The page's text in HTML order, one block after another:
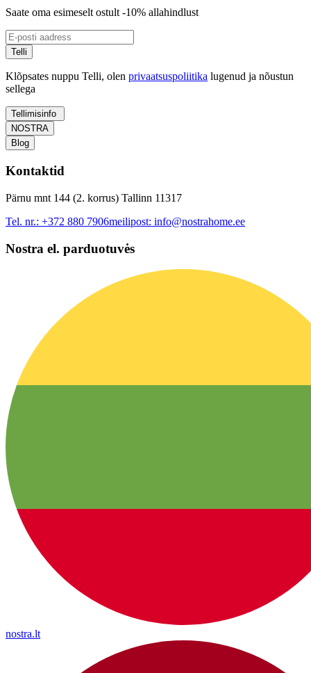
Saate oma esimeselt ostult -10% allahindlust
Telli
Klõpsates nuppu Telli, olen privaatsuspoliitika lugenud ja nõustun
sellega
Tellimisinfo
NOSTRA
Blog
Kontaktid
Pärnu mnt 144 (2. korrus) Tallinn 11317
Tel. nr.: +372 880 7906meilipost: info@nostrahome.ee
Nostra el. parduotuvės
nostra.lt